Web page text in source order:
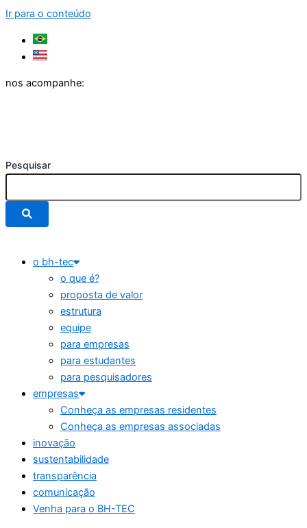
Ir para o conteúdo
nos acompanhe:
Pesquisar
o bh-tec
o que é?
proposta de valor
estrutura
equipe
para empresas
para estudantes
para pesquisadores
empresas
Conheça as empresas residentes
Conheça as empresas associadas
inovação
sustentabilidade
transparência
comunicação
Venha para o BH-TEC